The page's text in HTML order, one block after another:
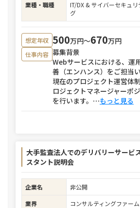
業種・職種
IT/DX & サイバーセキュリ
グ
想定年収 500万円〜670万円
仕事内容 募集背景
Webサービスにおける、運
善（エンハンス）をご担当
現在のプロジェクト運営体
ロジェクトマネージャーポ
を行います。 ⋯もっと見る
大手監査法人でのデリバリーサービ
スタント説明会
企業名
非公開
業界
コンサルティングファーム